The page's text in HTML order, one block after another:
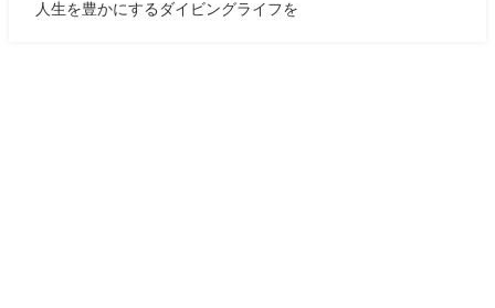
人生を豊かにするダイビングライフを